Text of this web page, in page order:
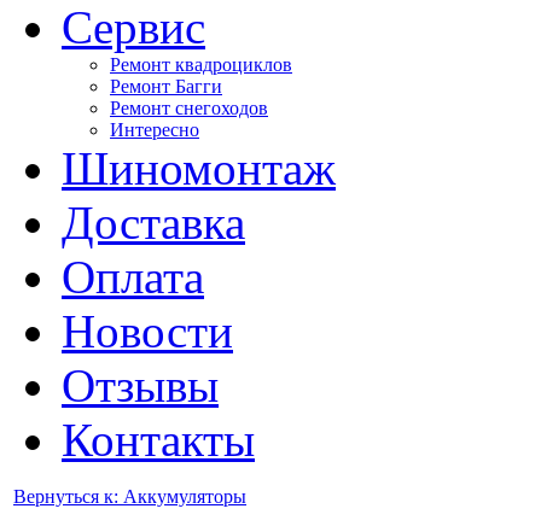
Сервис
Ремонт квадроциклов
Ремонт Багги
Ремонт снегоходов
Интересно
Шиномонтаж
Доставка
Оплата
Новости
Отзывы
Контакты
Вернуться к: Аккумуляторы